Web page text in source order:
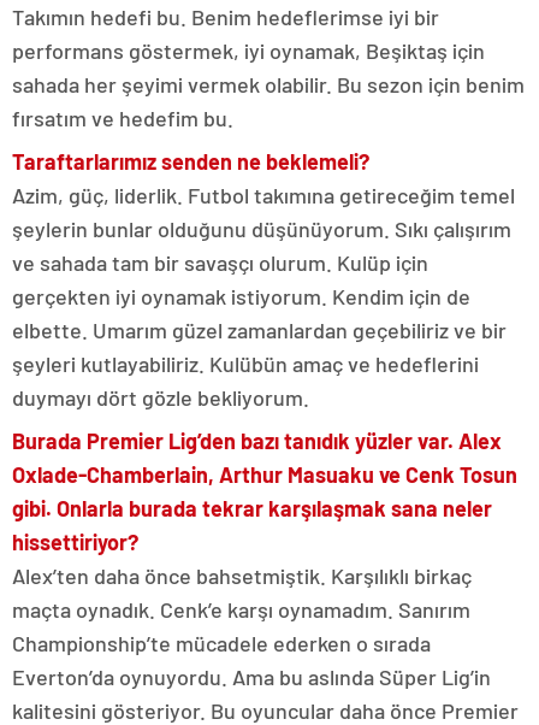
Takımın hedefi bu. Benim hedeflerimse iyi bir
performans göstermek, iyi oynamak, Beşiktaş için
sahada her şeyimi vermek olabilir. Bu sezon için benim
fırsatım ve hedefim bu.
Taraftarlarımız senden ne beklemeli?
Azim, güç, liderlik. Futbol takımına getireceğim temel
şeylerin bunlar olduğunu düşünüyorum. Sıkı çalışırım
ve sahada tam bir savaşçı olurum. Kulüp için
gerçekten iyi oynamak istiyorum. Kendim için de
elbette. Umarım güzel zamanlardan geçebiliriz ve bir
şeyleri kutlayabiliriz. Kulübün amaç ve hedeflerini
duymayı dört gözle bekliyorum.
Burada Premier Lig’den bazı tanıdık yüzler var. Alex
Oxlade-Chamberlain, Arthur Masuaku ve Cenk Tosun
gibi. Onlarla burada tekrar karşılaşmak sana neler
hissettiriyor?
Alex’ten daha önce bahsetmiştik. Karşılıklı birkaç
maçta oynadık. Cenk’e karşı oynamadım. Sanırım
Championship’te mücadele ederken o sırada
Everton’da oynuyordu. Ama bu aslında Süper Lig’in
kalitesini gösteriyor. Bu oyuncular daha önce Premier